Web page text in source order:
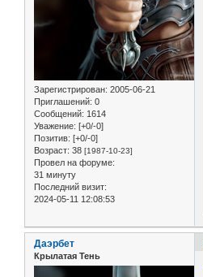
Зарегистрирован: 2005-06-21
Приглашений: 0
Сообщений: 1614
Уважение: [+0/-0]
Позитив: [+0/-0]
Возраст: 38 [1987-10-23]
Провел на форуме:
31 минуту
Последний визит:
2024-05-11 12:08:53
Даэрбет
Крылатая Тень